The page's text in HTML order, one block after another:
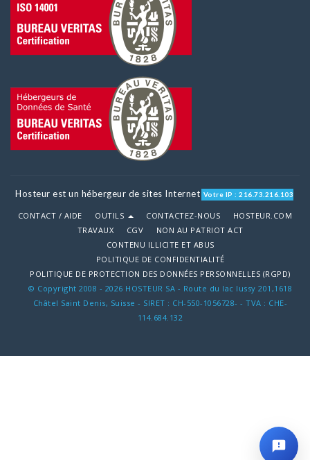
Hosteur est un hébergeur de sites Internet Votre IP : 216.73.216.103
CONTACT / AIDE OUTILS CONTACTEZ-NOUS
HOSTEUR.COM
TRAVAUX
CGV
NON AU PATRIOT ACT
CONTENU ILLICITE ET ABUS
POLITIQUE DE CONFIDENTIALITÉ
POLITIQUE DE PROTECTION DES DONNÉES PERSONNELLES (RGPD)
© Copyright 2008 - 2026 HOSTEUR SA - Route du lac lussy 201,1618
Châtel Saint Denis, Suisse - SIRET : CH-550-1056728- - TVA : CHE-
114.684.132